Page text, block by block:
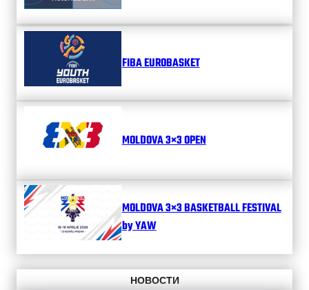
FIBA EUROBASKET
MOLDOVA 3×3 OPEN
MOLDOVA 3×3 BASKETBALL FESTIVAL
by YAW
НОВОСТИ